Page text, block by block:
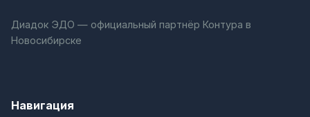
Диадок ЭДО — официальный партнёр Контура в
Новосибирске
Навигация